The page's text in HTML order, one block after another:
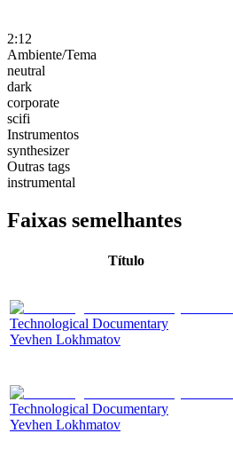
2:12
Ambiente/Tema
neutral
dark
corporate
scifi
Instrumentos
synthesizer
Outras tags
instrumental
Faixas semelhantes
Título
Technological Documentary
Yevhen Lokhmatov
Technological Documentary
Yevhen Lokhmatov